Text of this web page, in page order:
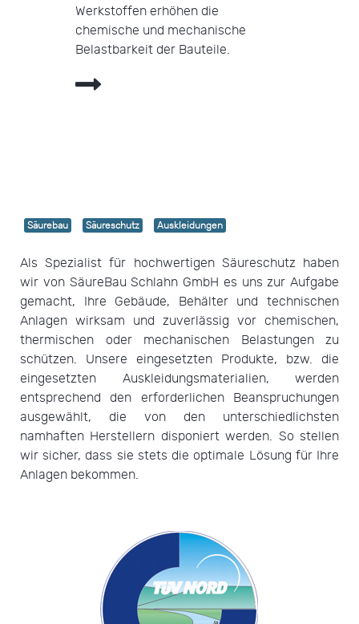
Werkstoffen erhöhen die
chemische und mechanische
Belastbarkeit der Bauteile.
Säurebau Säureschutz Auskleidungen
Als Spezialist für hochwertigen Säureschutz haben
wir von SäureBau Schlahn GmbH es uns zur Aufgabe
gemacht, Ihre Gebäude, Behälter und technischen
Anlagen wirksam und zuverlässig vor chemischen,
thermischen oder mechanischen Belastungen zu
schützen. Unsere eingesetzten Produkte, bzw. die
eingesetzten Auskleidungsmaterialien, werden
entsprechend den erforderlichen Beanspruchungen
ausgewählt, die von den unterschiedlichsten
namhaften Herstellern disponiert werden. So stellen
wir sicher, dass sie stets die optimale Lösung für Ihre
Anlagen bekommen.